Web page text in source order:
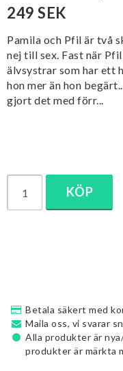
249 SEK
Pamila och Pfil är två
nej till sex. Fast när
älvsystrar som har ett
hon mer än hon
gjort det med förr...
KÖP
Betala säkert med
Maila oss, vi svarar
Alla produkter är
produkter är märkta